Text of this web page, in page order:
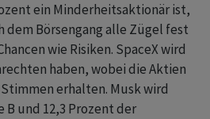
ein Minderheitsaktionär ist,
dem Börsengang alle Zügel fest
wie Risiken. SpaceX wird
haben, wobei die Aktien
erhalten. Musk wird
B und 12,3 Prozent der